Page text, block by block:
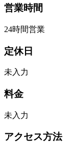
営業時間
24時間営業
定休日
未入力
料金
未入力
アクセス方法